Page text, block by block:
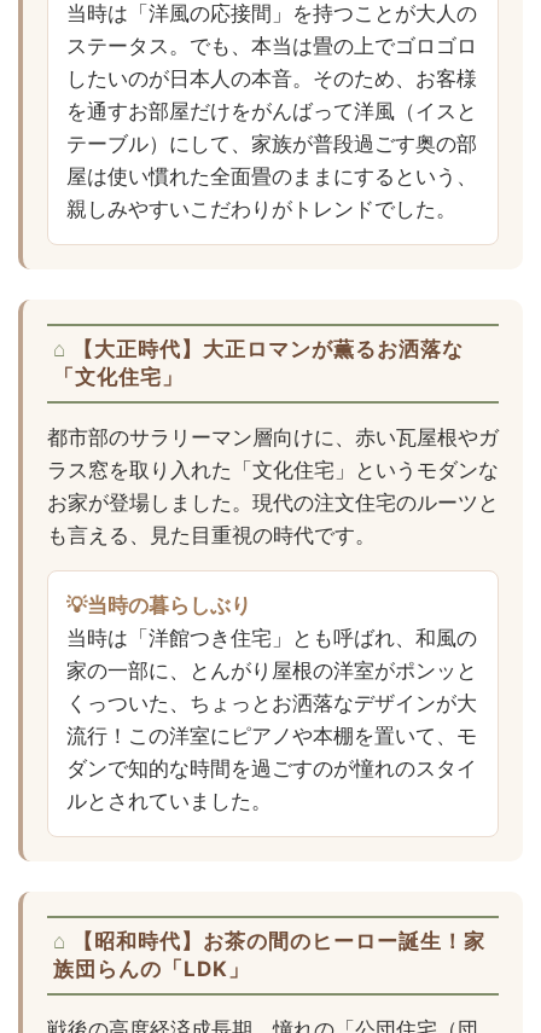
当時は「洋風の応接間」を持つことが大人の
ステータス。でも、本当は畳の上でゴロゴロ
したいのが日本人の本音。そのため、お客様
を通すお部屋だけをがんばって洋風（イスと
テーブル）にして、家族が普段過ごす奥の部
屋は使い慣れた全面畳のままにするという、
親しみやすいこだわりがトレンドでした。
【大正時代】大正ロマンが薫るお洒落な
「文化住宅」
都市部のサラリーマン層向けに、赤い瓦屋根やガ
ラス窓を取り入れた「文化住宅」というモダンな
お家が登場しました。現代の注文住宅のルーツと
も言える、見た目重視の時代です。
💡当時の暮らしぶり
当時は「洋館つき住宅」とも呼ばれ、和風の
家の一部に、とんがり屋根の洋室がポンッと
くっついた、ちょっとお洒落なデザインが大
流行！この洋室にピアノや本棚を置いて、モ
ダンで知的な時間を過ごすのが憧れのスタイ
ルとされていました。
【昭和時代】お茶の間のヒーロー誕生！家
族団らんの「LDK」